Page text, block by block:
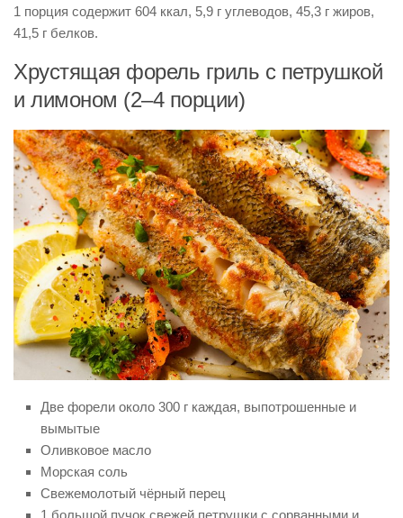
1 порция содержит 604 ккал, 5,9 г углеводов, 45,3 г жиров,
41,5 г белков.
Хрустящая форель гриль с петрушкой
и лимоном (2–4 порции)
Две форели около 300 г каждая, выпотрошенные и
вымытые
Оливковое масло
Морская соль
Свежемолотый чёрный перец